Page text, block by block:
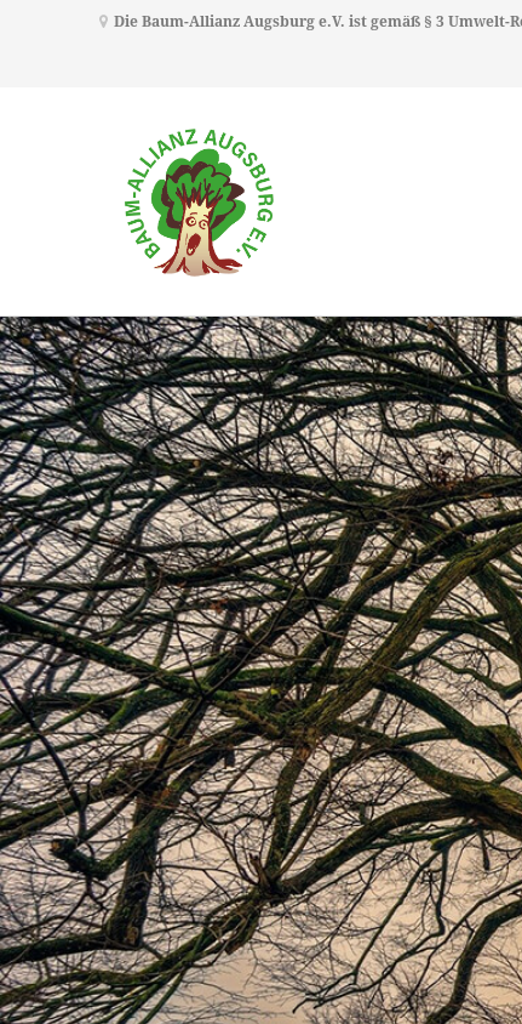
Die Baum-Allianz Augsburg e.V. ist gemäß § 3